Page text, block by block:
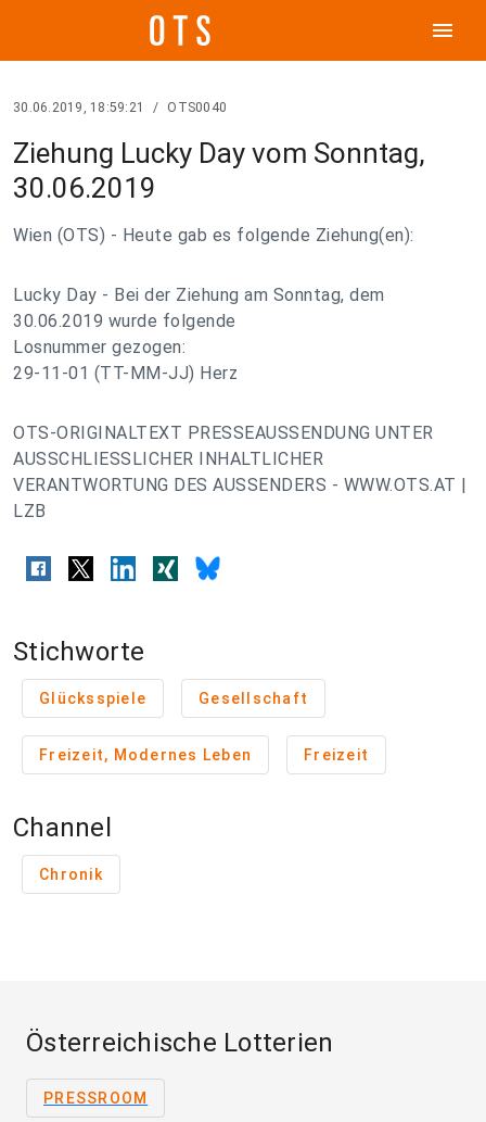
menu
30.06.2019, 18:59:21 / OTS0040
Ziehung Lucky Day vom Sonntag,
30.06.2019
Wien (OTS) - Heute gab es folgende Ziehung(en):
Lucky Day - Bei der Ziehung am Sonntag, dem
30.06.2019 wurde folgende
Losnummer gezogen:
29-11-01 (TT-MM-JJ) Herz
OTS-ORIGINALTEXT PRESSEAUSSENDUNG UNTER
AUSSCHLIESSLICHER INHALTLICHER
VERANTWORTUNG DES AUSSENDERS - WWW.OTS.AT |
LZB
Stichworte
Glücksspiele Gesellschaft
Freizeit, Modernes Leben Freizeit
Channel
Chronik
Österreichische Lotterien
PRESSROOM